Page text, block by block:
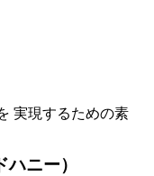
実現するための素
ニー）